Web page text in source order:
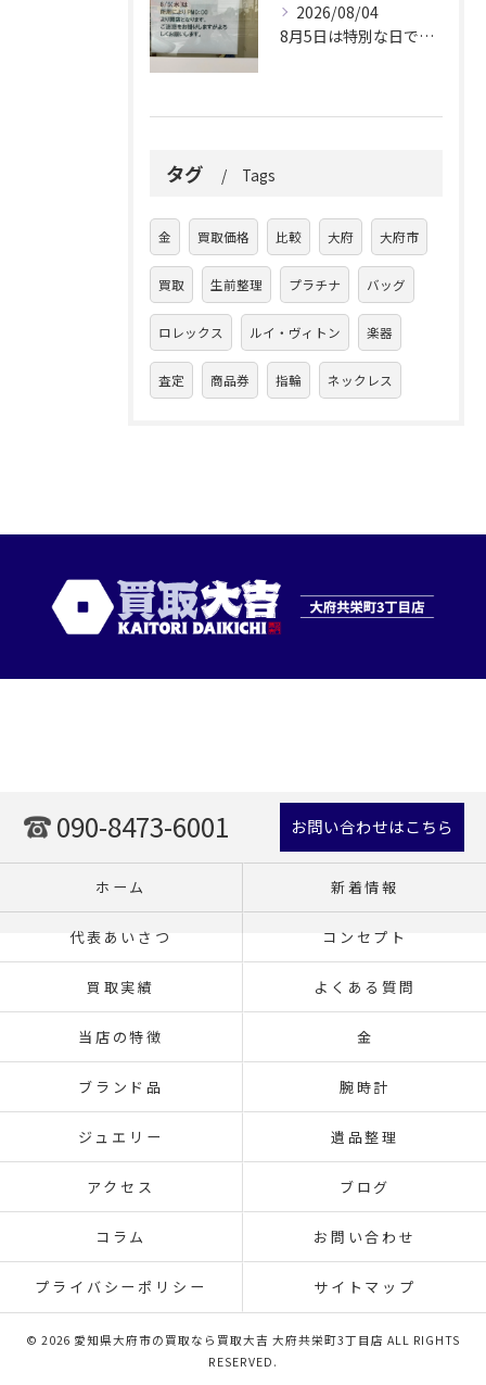
2026/08/04
8月5日は特別な日です。
タグ Tags
金 買取価格 比較 大府 大府市
買取 生前整理 プラチナ バッグ
ロレックス ルイ・ヴィトン 楽器
査定 商品券 指輪 ネックレス
090-8473-6001 お問い合わせはこちら
ホーム 新着情報
代表あいさつ コンセプト
買取実績 よくある質問
当店の特徴 金
ブランド品 腕時計
ジュエリー 遺品整理
アクセス ブログ
コラム お問い合わせ
プライバシーポリシー サイトマップ
© 2026 愛知県大府市の買取なら買取大吉 大府共栄町3丁目店 ALL RIGHTS
RESERVED.